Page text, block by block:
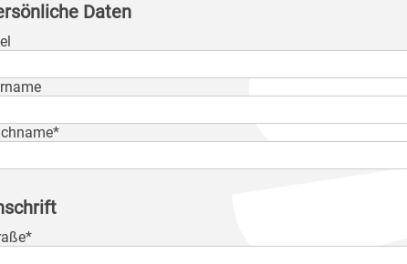
Daten